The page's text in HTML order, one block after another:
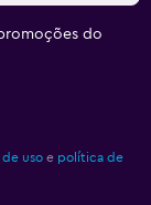
do
uso e política de